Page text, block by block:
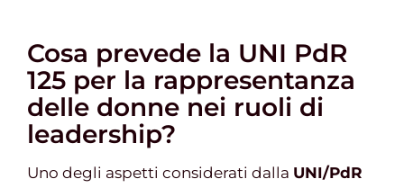
Cosa prevede la UNI PdR
125 per la rappresentanza
delle donne nei ruoli di
leadership?
Uno degli aspetti considerati dalla UNI/PdR